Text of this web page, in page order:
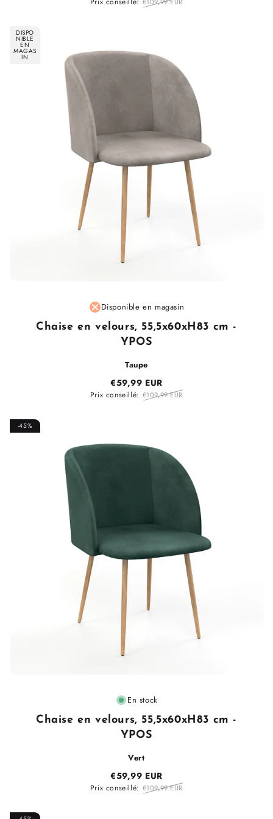
DISPO
NIBLE
EN
MAGAS
IN
Fournisseur
Disponible en magasin
Chaise en velours, 55,5x60xH83 cm -
YPOS
Taupe
€59,99 EUR
Prix conseillé: €109,99 EUR
-45%
Fournisseur
En stock
Chaise en velours, 55,5x60xH83 cm -
YPOS
Vert
€59,99 EUR
Prix conseillé: €109,99 EUR